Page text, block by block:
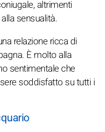
altrimenti
sensualità.
relazione ricca di
È molto alla
sentimentale che
soddisfatto su tutti i